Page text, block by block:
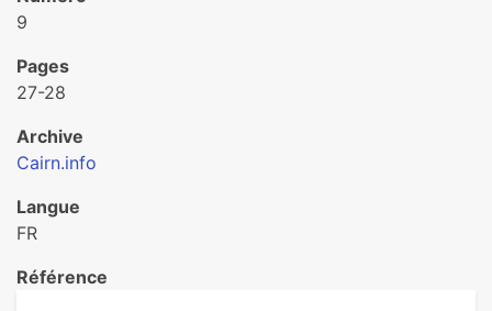
9
Pages
27-28
Archive
Cairn.info
Langue
FR
Référence